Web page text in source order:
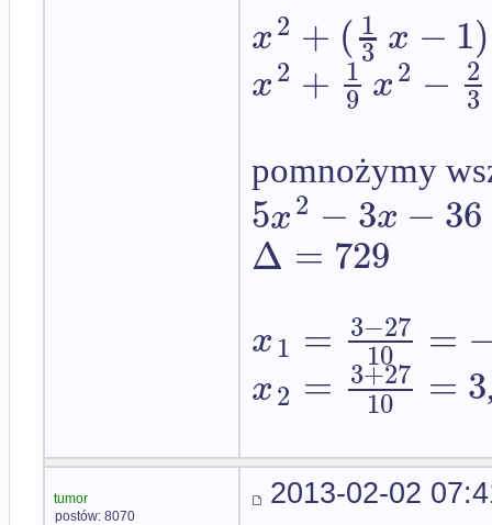
x2 + ( 1
3 x − 1)
x2 + 1
9 x2 − 2
3
pomnożymy
5x2 − 3x − 36
Δ = 729
x1 = 3−27
10 =
x2 = 3+27
10 = 3
tumor
postów: 8070
2013-02-02